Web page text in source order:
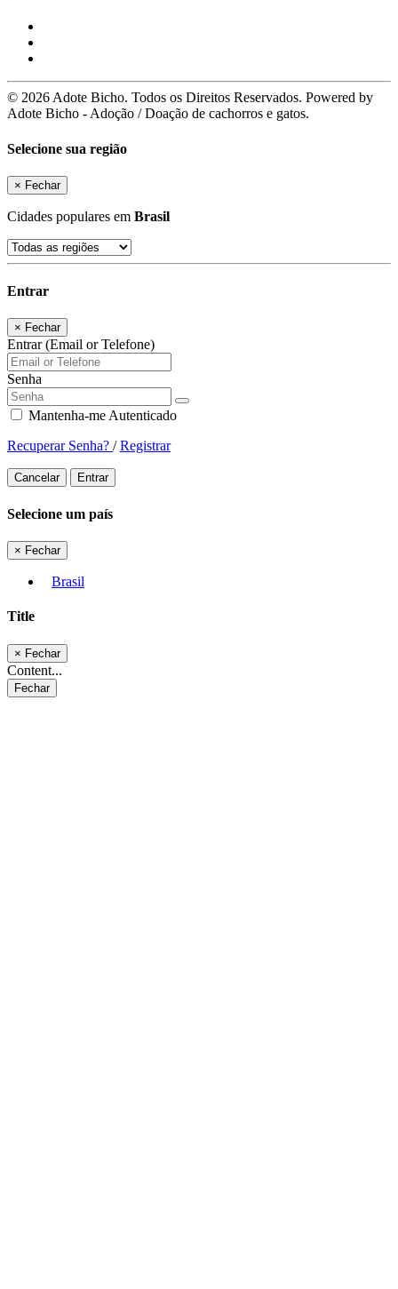
© 2026 Adote Bicho. Todos os Direitos Reservados. Powered by
Adote Bicho - Adoção / Doação de cachorros e gatos.
Selecione sua região
× Fechar
Cidades populares em Brasil
Entrar
× Fechar
Entrar (Email or Telefone)
Senha
Mantenha-me Autenticado
Recuperar Senha? /Registrar
Cancelar Entrar
Selecione um país
× Fechar
Brasil
Title
× Fechar
Content...
Fechar